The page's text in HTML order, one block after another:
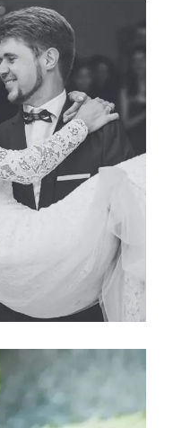
NOVIOS